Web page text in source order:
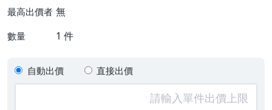
最高出價者 無
數量 1 件
自動出價 直接出價